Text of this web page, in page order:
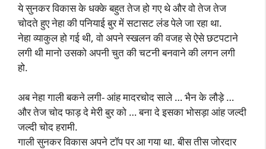
ये सुनकर विकास के धक्के बहुत तेज हो गए थे और वो तेज तेज
चोदते हुए नेहा की पनियाई बुर में सटासट लंड पेले जा रहा था.
नेहा व्याकुल हो गई थी, वो अपने स्खलन की वजह से ऐसे छटपटाने
लगी थी मानो उसको अपनी चुत की चटनी बनवाने की लगन लगी
हो.
अब नेहा गाली बकने लगी- आंह मादरचोद साले … भैन के लौड़े …
और तेज चोद फाड़ दे मेरी बुर को … बना दे इसका भोसड़ा आंह जल्दी
जल्दी चोद हरामी.
गाली सुनकर विकास अपने टॉप पर आ गया था. बीस तीस जोरदार